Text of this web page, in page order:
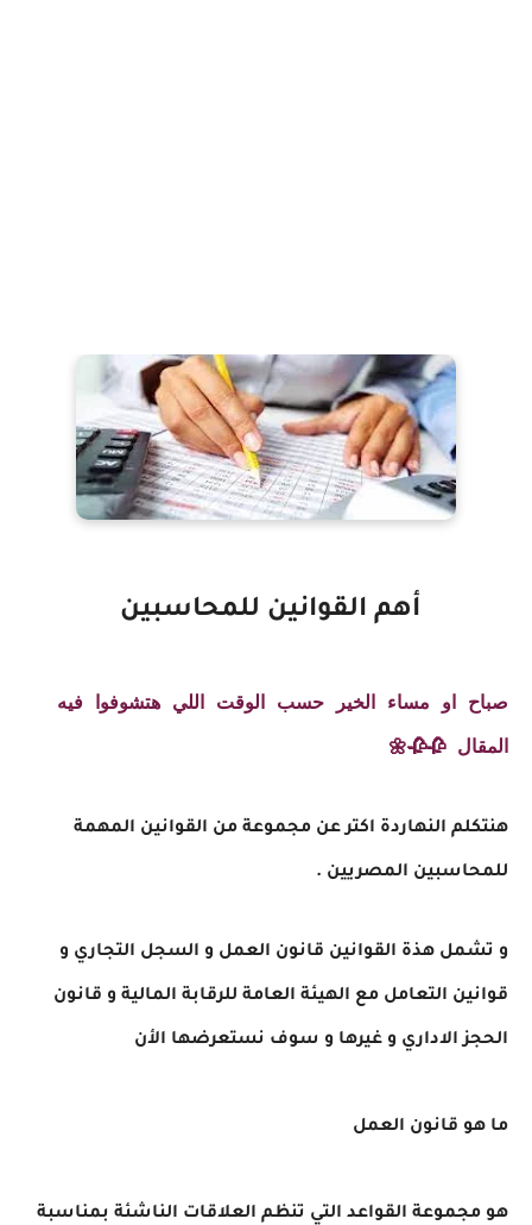
أهم القوانين للمحاسبين
صباح او مساء الخير حسب الوقت اللي هتشوفوا فيه
المقال 🥀🥀🌼
هنتكلم النهاردة اكتر عن مجموعة من القوانين المهمة
للمحاسبين المصريين .
و تشمل هذة القوانين قانون العمل و السجل التجاري و
قوانين التعامل مع الهيئة العامة للرقابة المالية و قانون
الحجز الاداري و غيرها و سوف نستعرضها الأن
ما هو قانون العمل
هو مجموعة القواعد التي تنظم العلاقات الناشئة بمناسبة